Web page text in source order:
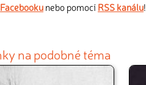
Facebookunebo pomocí RSS kanálu!
na podobné téma